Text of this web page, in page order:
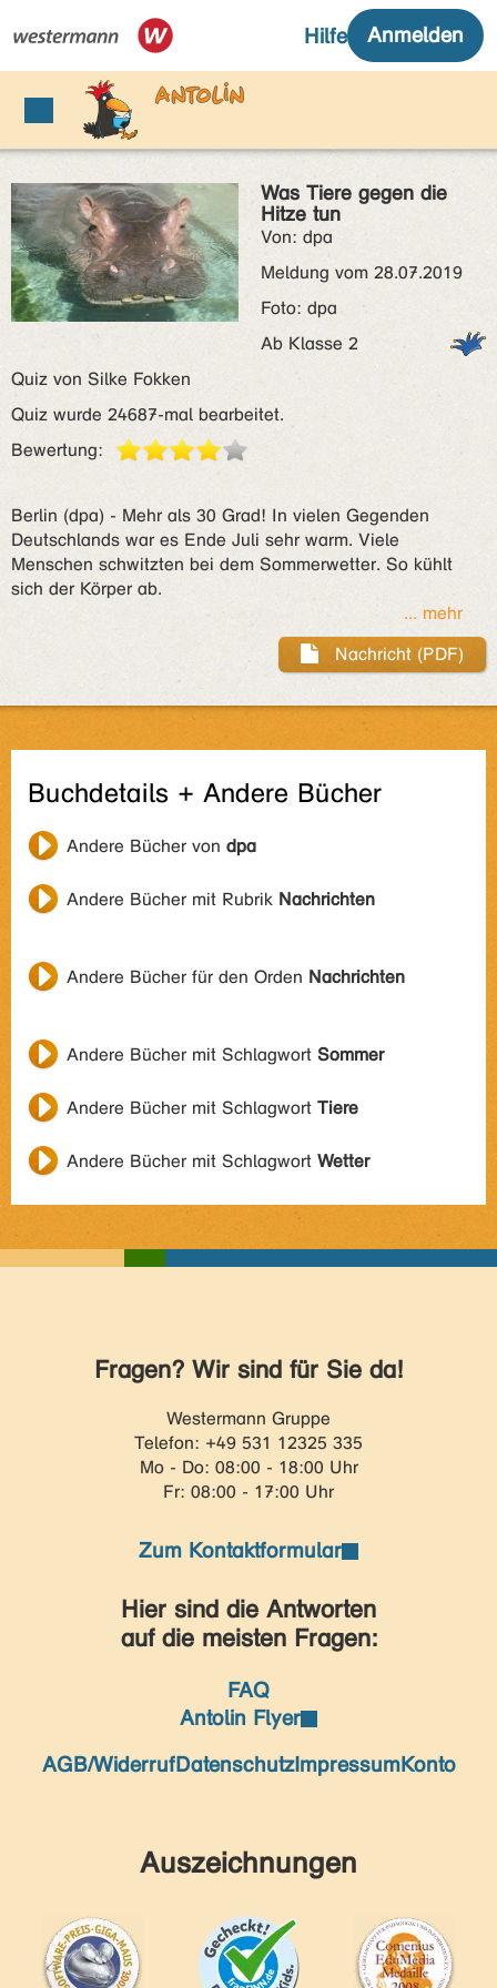
Was Tiere gegen die
Hitze tun
Von: dpa
Meldung vom 28.07.2019
Foto: dpa
Ab Klasse 2
Quiz von Silke Fokken
Quiz wurde 24687-mal bearbeitet.
Bewertung:
Berlin (dpa) - Mehr als 30 Grad! In vielen Gegenden
Deutschlands war es Ende Juli sehr warm. Viele
Menschen schwitzten bei dem Sommerwetter. So kühlt
sich der Körper ab.
... mehr
Nachricht (PDF)
Buchdetails + Andere Bücher
Andere Bücher von dpa
Andere Bücher mit Rubrik Nachrichten
Andere Bücher für den Orden Nachrichten
Andere Bücher mit Schlagwort Sommer
Andere Bücher mit Schlagwort Tiere
Andere Bücher mit Schlagwort Wetter